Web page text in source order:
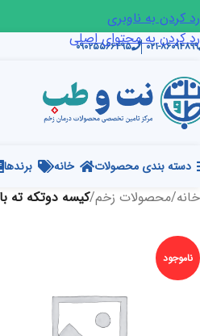
رد کردن به ناوبری
رد کردن به محتوای اصلی
۰۲۱-۸۶۰۹۴۸۹۹ ۰۹۰۲۵۵۶۶۴۹۵
دسته بندی محصولات خانه برندها
خانه/محصولات زخم/کیسه دوتکه ته باز مدل
ناموجود